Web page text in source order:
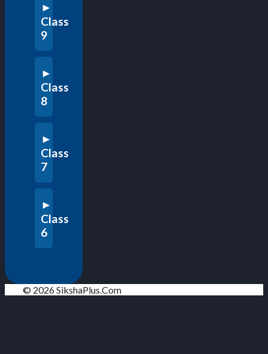
Class
9
Class
8
Class
7
Class
6
© 2026 SikshaPlus.Com